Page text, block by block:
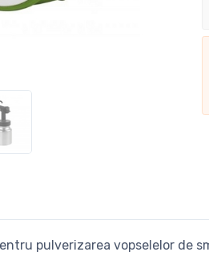
pulverizarea vopselelor de